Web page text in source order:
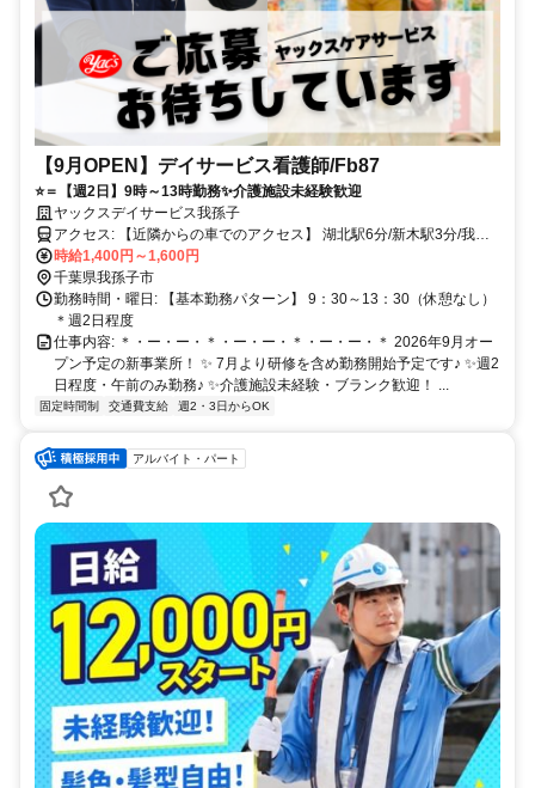
【9月OPEN】デイサービス看護師/Fb87
⭐＝【週2日】9時～13時勤務✨介護施設未経験歓迎
ヤックスデイサービス我孫子
アクセス: 【近隣からの車でのアクセス】 湖北駅6分/新木駅3分/我孫
子駅19分 ※車通勤可
時給1,400円～1,600円
千葉県我孫子市
勤務時間・曜日: 【基本勤務パターン】 9：30～13：30（休憩なし）
＊週2日程度
仕事内容: ＊・ー・ー・＊・ー・ー・＊・ー・ー・＊ 2026年9月オー
プン予定の新事業所！ ✨ 7月より研修を含め勤務開始予定です♪ ✨週2
日程度・午前のみ勤務♪ ✨介護施設未経験・ブランク歓迎！ ...
固定時間制 交通費支給 週2・3日からOK
アルバイト・パート